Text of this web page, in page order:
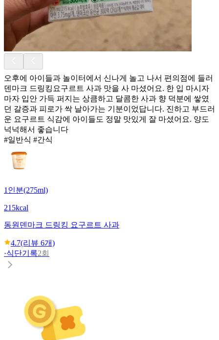
오후에 아이들과 놀이터에서 신나게 놀고 나서 편의점에 들러
덴마크 드링킹요구르트 사과 맛을 사 마셨어요. 한 입 마시자
마자 입안 가득 퍼지는 상큼하고 달콤한 사과 향 덕분에 쌓였
던 갈증과 피로가 싹 날아가는 기분이었답니다. 진하고 부드러
운 요구르트 식감에 아이들도 정말 맛있게 잘 마셨어요. 양도
넉넉해서 좋습니다
#일반식 #간식
1인분(275ml)
215kcal
동원 덴마크 드링킹 요구르트 사과
4.7(리뷰 6개)
·식단기록2회